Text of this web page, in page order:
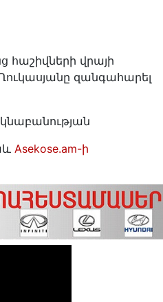
հաշիվների վրայի
զանգահարել
Asekose.am-ի